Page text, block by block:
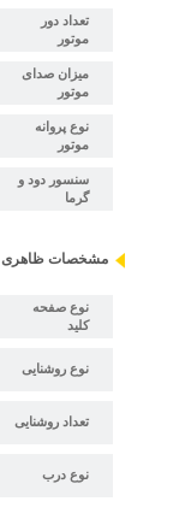
تعداد دور
موتور
میزان صدای
موتور
نوع پروانه
موتور
سنسور دود و
گرما
مشخصات ظاهری
نوع صفحه
کلید
نوع روشنایی
تعداد روشنایی
نوع درب